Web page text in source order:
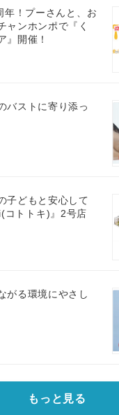
年！プーさんと、お
ンホンポで『く
』開催！
バストに寄り添っ
子どもと安心して
コトトキ)』2号店
がる環境にやさし
もっと見る